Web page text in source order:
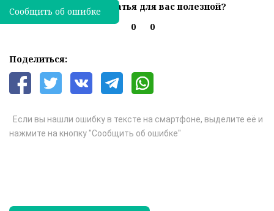
Была ли эта статья для вас полезной?
0
0
Поделиться:
Если вы нашли ошибку в тексте на смартфоне, выделите её и
нажмите на кнопку "Сообщить об ошибке"
Сообщить об ошибке